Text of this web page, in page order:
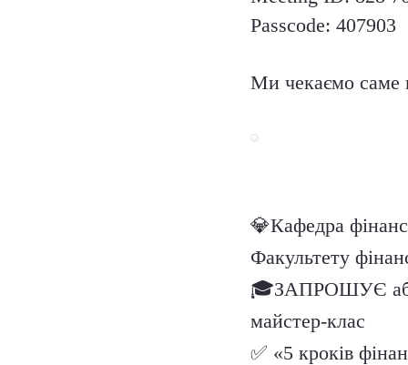
Passcode: 407903
Ми чекаємо
💎Кафедра
Факультету
🎓ЗАПРОШУЄ
майстер-клас
✅ «5 кроків